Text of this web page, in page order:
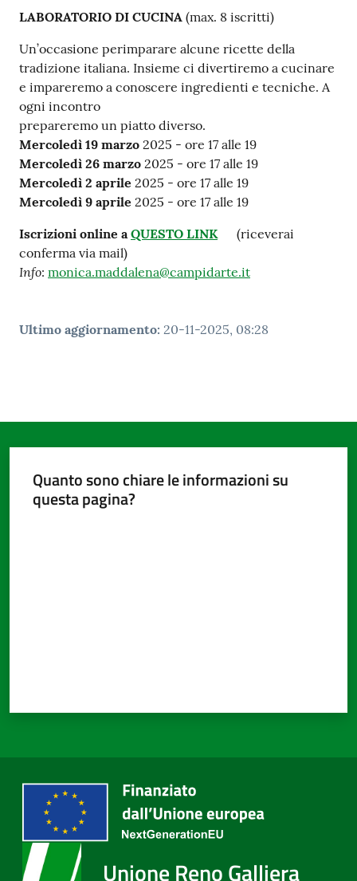
LABORATORIO DI CUCINA (max. 8 iscritti)
Un’occasione perimparare alcune ricette della
tradizione italiana. Insieme ci divertiremo a cucinare
e impareremo a conoscere ingredienti e tecniche. A
ogni incontro
prepareremo un piatto diverso.
Mercoledì 19 marzo 2025 - ore 17 alle 19
Mercoledì 26 marzo 2025 - ore 17 alle 19
Mercoledì 2 aprile 2025 - ore 17 alle 19
Mercoledì 9 aprile 2025 - ore 17 alle 19
Iscrizioni online aQUESTO LINK
(riceverai
conferma via mail)
Info: monica.maddalena@campidarte.it
Ultimo aggiornamento: 20-11-2025, 08:28
Quanto sono chiare le informazioni su
questa pagina?
Unione Reno Galliera